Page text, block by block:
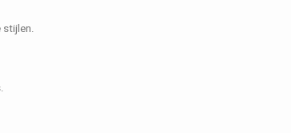
stijlen.